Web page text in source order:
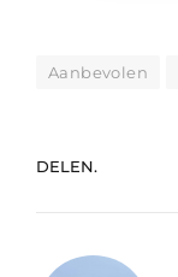
Aanbevolen
DELEN.